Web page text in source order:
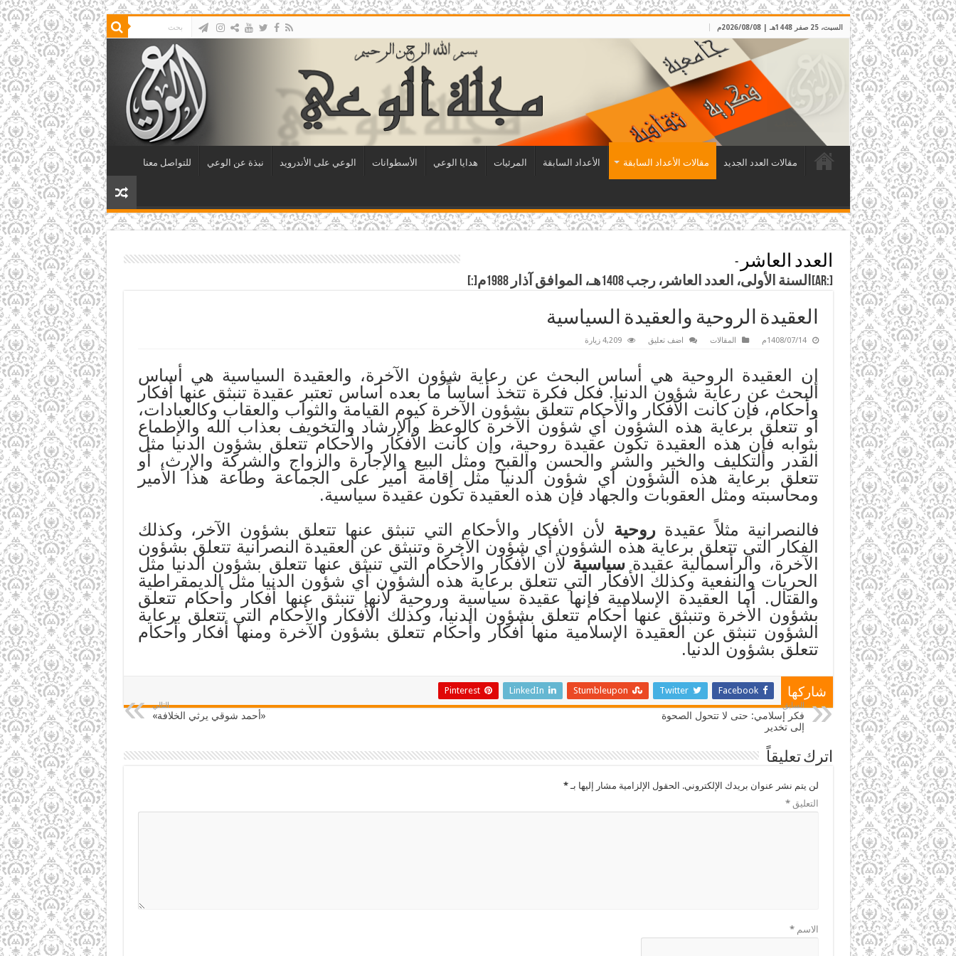
السبت، 25 صفر 1448هـ | 2026/08/08م
مقالات العدد الجديد مقالات الأعداد السابقة الأعداد السابقة المرئيات هدايا الوعي الأسطوانات الوعي على الأندرويد نبذة عن الوعي للتواصل معنا
العدد العاشر -
[:ar]السنة الأولى، العدد العاشر، رجب 1408هـ، الموافق آذار 1988م[:]
العقيدة الروحية والعقيدة السياسية
1408/07/14م المقالات اضف تعليق 4,209 زيارة
إن العقيدة الروحية هي أساس البحث عن رعاية شؤون الآخرة، والعقيدة السياسية هي أساس
البحث عن رعاية شؤون الدنيا. فكل فكرة تتخذ أساساً ما بعده أساس تعتبر عقيدة تنبثق عنها أفكار
وأحكام، فإن كانت الأفكار والأحكام تتعلق بشؤون الآخرة كيوم القيامة والثواب والعقاب وكالعبادات،
أو تتعلق برعاية هذه الشؤون أي شؤون الآخرة كالوعظ والإرشاد والتخويف بعذاب الله والإطماع
بثوابه فإن هذه العقيدة تكون عقيدة روحية، وإن كانت الأفكار والأحكام تتعلق بشؤون الدنيا مثل
القدر والتكليف والخير والشر والحسن والقبح ومثل البيع والإجارة والزواج والشركة والإرث، أو
تتعلق برعاية هذه الشؤون أي شؤون الدنيا مثل إقامة أمير على الجماعة وطاعة هذا الأمير
ومحاسبته ومثل العقوبات والجهاد فإن هذه العقيدة تكون عقيدة سياسية.
فالنصرانية مثلاً عقيدةروحية لأن الأفكار والأحكام التي تنبثق عنها تتعلق بشؤون الآخر، وكذلك
الفكار التي تتعلق برعاية هذه الشؤون أي شؤون الآخرة وتنبثق عن العقيدة النصرانية تتعلق بشؤون
الآخرة، والرأسمالية عقيدة سياسيةلأن الأفكار والأحكام التي تنبثق عنها تتعلق بشؤون الدنيا مثل
الحريات والنفعية وكذلك الأفكار التي تتعلق برعاية هذه الشؤون أي شؤون الدنيا مثل الديمقراطية
والقتال. أما العقيدة الإسلامية فإنها عقيدة سياسية وروحية لأنها تنبثق عنها أفكار وأحكام تتعلق
بشؤون الأخرة وتنبثق عنها أحكام تتعلق بشؤون الدنيا، وكذلك الأفكار والأحكام التي تتعلق برعاية
الشؤون تنبثق عن العقيدة الإسلامية منها أفكار وأحكام تتعلق بشؤون الآخرة ومنها أفكار وأحكام
تتعلق بشؤون الدنيا.
شاركها Facebook
Twitter
Stumbleupon
LinkedIn
Pinterest
السابق
فكر إسلامي: حتى لا تتحول الصحوة
إلى تخدير
التالي
«أحمد شوقي يرثي الخلافة»
اترك تعليقاً
لن يتم نشر عنوان بريدك الإلكتروني. الحقول الإلزامية مشار إليها بـ*
التعليق*
الاسم*